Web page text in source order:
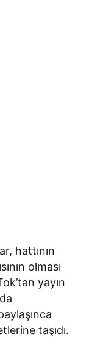
hattının
olması
yayın
taşıdı.